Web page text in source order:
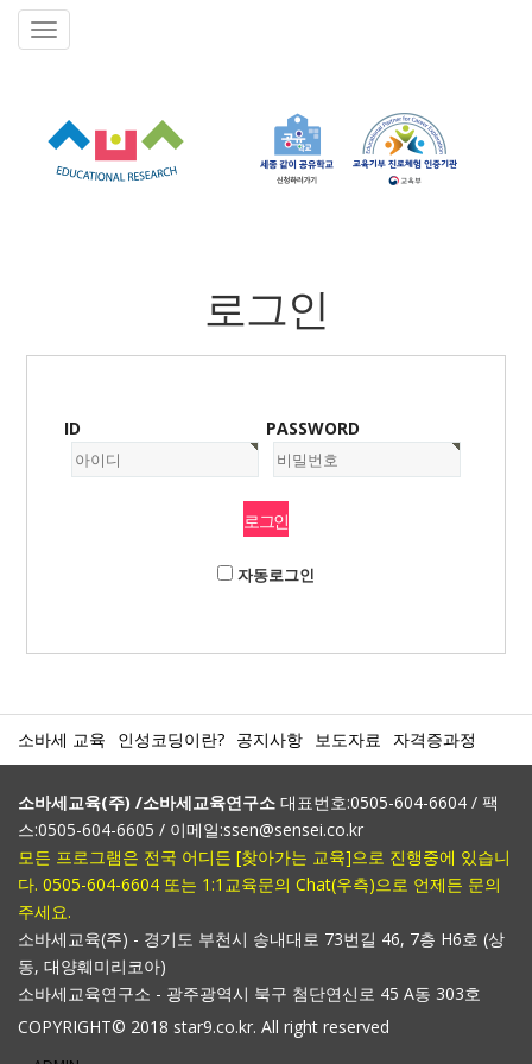
로그인
ID PASSWORD
자동로그인
소바세 교육 인성코딩이란? 공지사항 보도자료 자격증과정
소바세교육(주) /소바세교육연구소 대표번호:0505-604-6604 / 팩
스:0505-604-6605 / 이메일:ssen@sensei.co.kr
모든 프로그램은 전국 어디든 [찾아가는 교육]으로 진행중에 있습니
다. 0505-604-6604 또는 1:1교육문의 Chat(우측)으로 언제든 문의
주세요.
소바세교육(주) - 경기도 부천시 송내대로 73번길 46, 7층 H6호 (상
동, 대양훼미리코아)
소바세교육연구소 - 광주광역시 북구 첨단연신로 45 A동 303호
COPYRIGHT© 2018 star9.co.kr. All right reserved